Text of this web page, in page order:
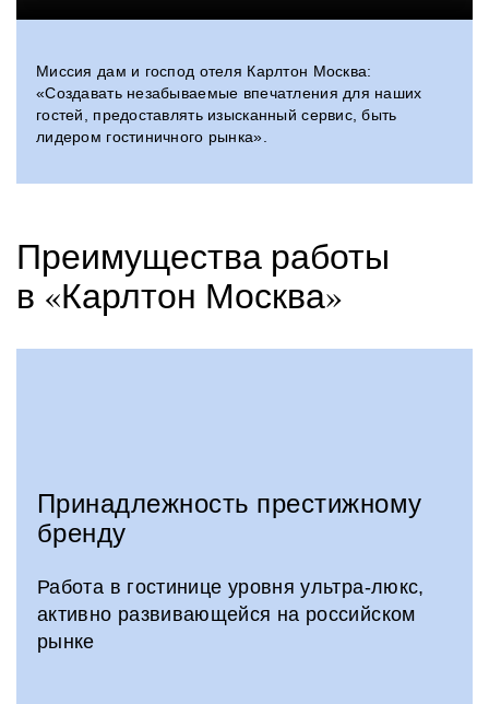
Миссия дам и господ отеля Карлтон Москва:
«Создавать незабываемые впечатления для наших
гостей, предоставлять изысканный сервис, быть
лидером гостиничного рынка».
Преимущества работы
в «Карлтон Москва»
Принадлежность престижному
бренду
Работа в гостинице уровня ультра-люкс,
активно развивающейся на российском
рынке